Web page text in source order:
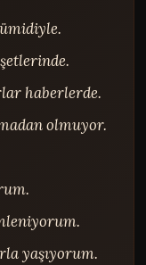
haberlerde.
olmuyor.
yaşıyorum.